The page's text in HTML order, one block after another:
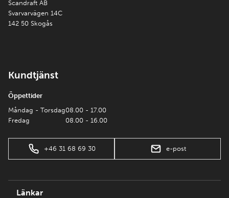
Scandraft AB
Svarvarvägen 14C
142 50 Skogås
Kundtjänst
Öppettider
Måndag - Torsdag
Fredag
08.00 - 17.00
08.00 - 16.00
+46 31 68 69 30 e-post
Länkar